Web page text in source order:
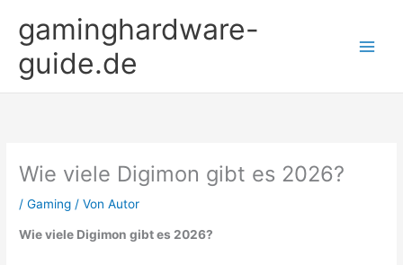
Inhalt
springen
gaminghardware-
guide.de
Wie viele Digimon gibt es 2026?
/Gaming / VonAutor
Wie viele Digimon gibt es 2026?